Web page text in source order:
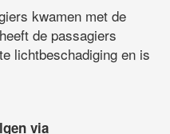
kwamen met de
de passagiers
lichtbeschadiging en is
via